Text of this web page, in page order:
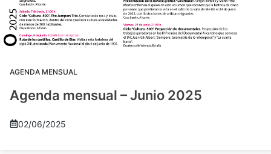
AGENDA MENSUAL
Agenda mensual – Junio 2025
02/06/2025